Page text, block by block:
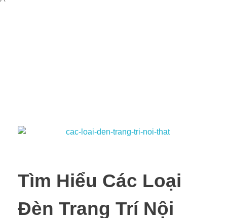
Tìm Hiểu Các Loại
Đèn Trang Trí Nội